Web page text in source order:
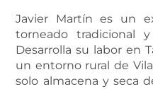
Javier Martín es un
torneado tradicional
Desarrolla su labor en
un entorno rural de
solo almacena y seca